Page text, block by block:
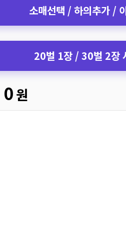
소매선택 / 하의추가 /
20벌 1장 / 30벌 2장
0원